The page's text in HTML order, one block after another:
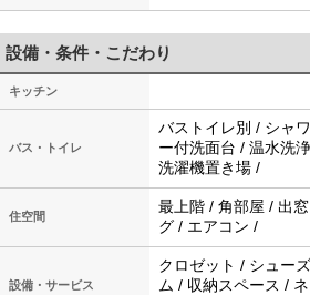
設備・条件・こだわり
キッチン
バス・トイレ
バストイレ別 / シャ
ー付洗面台 / 温水洗
洗濯機置き場 /
住空間
最上階 / 角部屋 / 出
グ / エアコン /
設備・サービス
クロゼット / シュー
ム / 収納スペース /